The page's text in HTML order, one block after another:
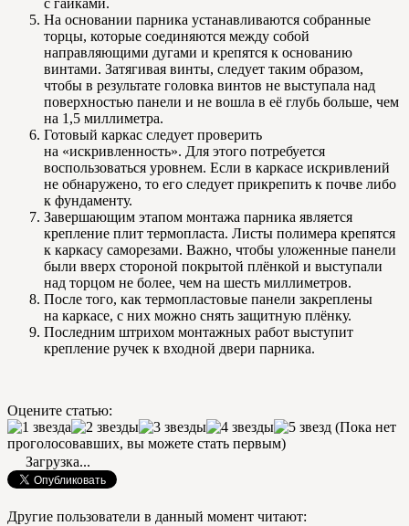
с гайками.
На основании парника устанавливаются собранные
торцы, которые соединяются между собой
направляющими дугами и крепятся к основанию
винтами. Затягивая винты, следует таким образом,
чтобы в результате головка винтов не выступала над
поверхностью панели и не вошла в её глубь больше, чем
на 1,5 миллиметра.
Готовый каркас следует проверить
на «искривленность». Для этого потребуется
воспользоваться уровнем. Если в каркасе искривлений
не обнаружено, то его следует прикрепить к почве либо
к фундаменту.
Завершающим этапом монтажа парника является
крепление плит термопласта. Листы полимера крепятся
к каркасу саморезами. Важно, чтобы уложенные панели
были вверх стороной покрытой плёнкой и выступали
над торцом не более, чем на шесть миллиметров.
После того, как термопластовые панели закреплены
на каркасе, с них можно снять защитную плёнку.
Последним штрихом монтажных работ выступит
крепление ручек к входной двери парника.
Оцените статью:
(Пока нет
проголосовавших, вы можете стать первым)
Загрузка...
Другие пользователи в данный момент читают: